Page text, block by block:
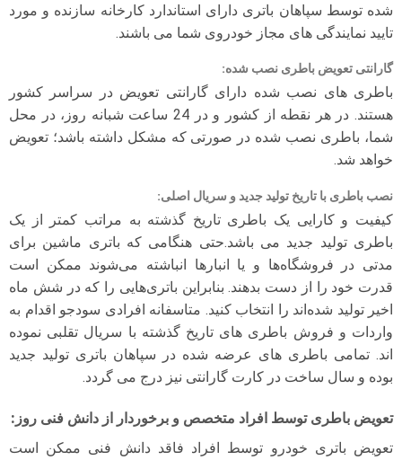
شده توسط سپاهان باتری دارای استاندارد کارخانه سازنده و مورد
تایید نمایندگی های مجاز خودروی شما می باشند.
گارانتی تعویض باطری نصب شده:
باطری های نصب شده دارای گارانتی تعویض در سراسر کشور
هستند. در هر نقطه از کشور و در 24 ساعت شبانه روز، در محل
شما، باطری نصب شده در صورتی که مشکل داشته باشد؛ تعویض
خواهد شد.
نصب باطری با تاریخ تولید جدید و سریال اصلی:
کیفیت و کارایی یک باطری تاریخ گذشته به مراتب کمتر از یک
باطری تولید جدید می باشد.حتی هنگامی که باتری ماشین برای
مدتی در فروشگاه‌ها و یا انبارها انباشته می‌شوند ممکن است
قدرت خود را از دست بدهند. بنابراین باتری‌هایی را که در شش ماه
اخیر تولید شده‌اند را انتخاب کنید. متاسفانه افرادی سودجو اقدام به
واردات و فروش باطری های تاریخ گذشته با سریال تقلبی نموده
اند. تمامی باطری های عرضه شده در سپاهان باتری تولید جدید
بوده و سال ساخت در کارت گارانتی نیز درج می گردد.
تعویض باطری توسط افراد متخصص و برخوردار از دانش فنی روز :
تعویض باتری خودرو توسط افراد فاقد دانش فنی ممکن است